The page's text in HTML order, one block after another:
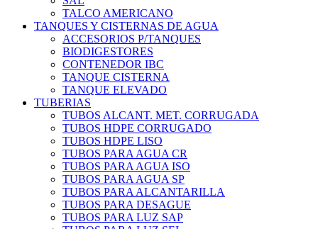
TALCO AMERICANO
TANQUES Y CISTERNAS DE AGUA
ACCESORIOS P/TANQUES
BIODIGESTORES
CONTENEDOR IBC
TANQUE CISTERNA
TANQUE ELEVADO
TUBERIAS
TUBOS ALCANT. MET. CORRUGADA
TUBOS HDPE CORRUGADO
TUBOS HDPE LISO
TUBOS PARA AGUA CR
TUBOS PARA AGUA ISO
TUBOS PARA AGUA SP
TUBOS PARA ALCANTARILLA
TUBOS PARA DESAGUE
TUBOS PARA LUZ SAP